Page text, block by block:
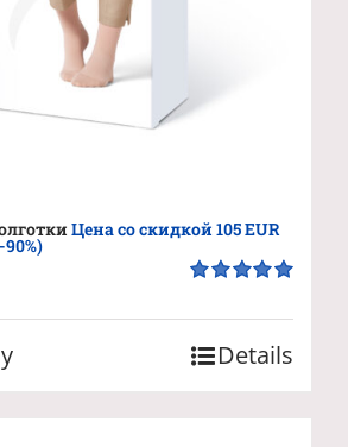
Цена со скидкой 105 EUR
из 5
Details